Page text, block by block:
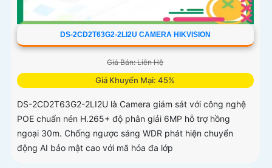
DS-2CD2T63G2-2LI2U CAMERA HIKVISION
Giá Bán: Liên Hệ
Giá Khuyến Mại: 45%
DS-2CD2T63G2-2LI2U là Camera giám sát với công nghệ
POE chuẩn nén H.265+ độ phân giải 6MP hỗ trợ hồng
ngoại 30m. Chống ngược sáng WDR phát hiện chuyển
động AI bảo mật cao với mã hóa đa lớp